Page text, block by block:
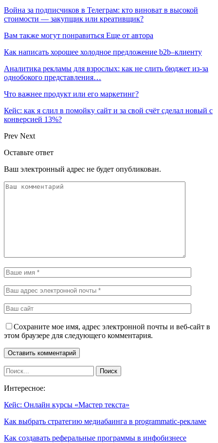
Война за подписчиков в Телеграм: кто виноват в высокой
стоимости — закупщик или креативщик?
Вам также могут понравиться Еще от автора
Как написать хорошее холодное предложение b2b–клиенту
Аналитика рекламы для взрослых: как не слить бюджет из-за
однобокого представления…
Что важнее продукт или его маркетинг?
Кейс: как я слил в помойку сайт и за свой счёт сделал новый с
конверсией 13%?
Prev Next
Оставьте ответ
Ваш электронный адрес не будет опубликован.
Сохраните мое имя, адрес электронной почты и веб-сайт в
этом браузере для следующего комментария.
Интересное:
Кейс: Онлайн курсы «Мастер текста»
Как выбрать стратегию медиабаинга в programmatic-рекламе
Как создавать реферальные программы в инфобизнесе